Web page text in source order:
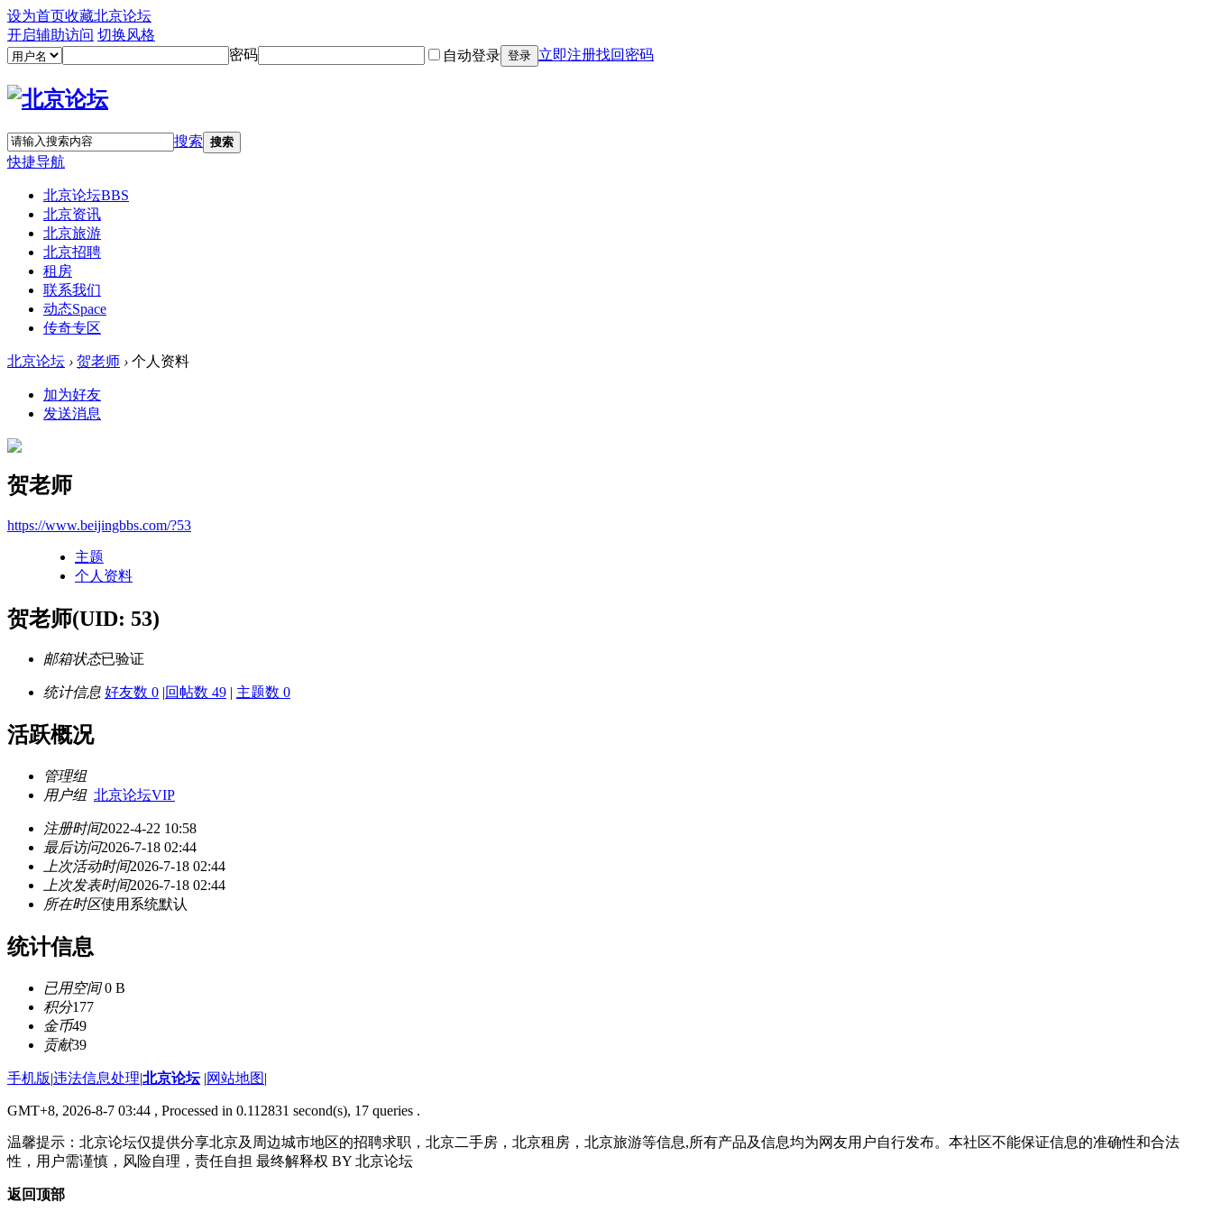
设为首页收藏北京论坛
开启辅助访问 切换风格
密码
自动登录 登录 立即注册找回密码
搜索 搜索
快捷导航
北京论坛BBS
北京资讯
北京旅游
北京招聘
租房
联系我们
动态Space
传奇专区
北京论坛 › 贺老师 › 个人资料
加为好友
发送消息
贺老师
https://www.beijingbbs.com/?53
主题
个人资料
贺老师(UID: 53)
邮箱状态已验证
统计信息 好友数 0 |回帖数 49 | 主题数 0
活跃概况
管理组
用户组 北京论坛VIP
注册时间2022-4-22 10:58
最后访问2026-7-18 02:44
上次活动时间2026-7-18 02:44
上次发表时间2026-7-18 02:44
所在时区使用系统默认
统计信息
已用空间0 B
积分177
金币49
贡献39
手机版|违法信息处理|北京论坛 |网站地图|
GMT+8, 2026-8-7 03:44 , Processed in 0.112831 second(s), 17 queries .
温馨提示：北京论坛仅提供分享北京及周边城市地区的招聘求职，北京二手房，北京租房，北京旅游等信息,所有产品及信息均为网友用户自行发布。本社区不能保证信息的准确性和合法
性，用户需谨慎，风险自理，责任自担 最终解释权 BY 北京论坛
返回顶部